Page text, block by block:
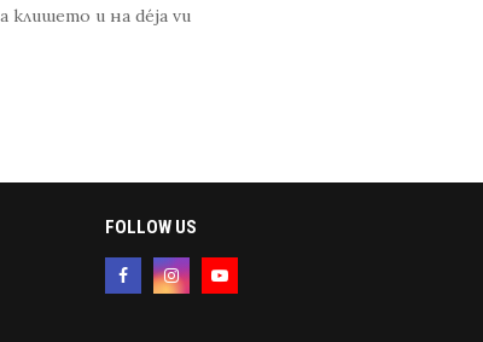
клишето и на déja vu
FOLLOW US